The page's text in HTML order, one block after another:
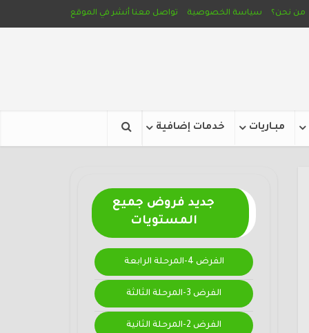
من نحن؟ سياسة الخصوصية تواصل معنا أنشر في الموقع
مبـاريات خدمات إضافية
جديد فروض جميع
المستويات
الفرض 4-المرحلة الرابعة
الفرض 3-المرحلة الثالثة
الفرض 2-المرحلة الثانية